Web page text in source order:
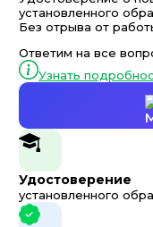
установленного
Без отрыва от
Ответим на все
Узнать
Удостоверение
установленного